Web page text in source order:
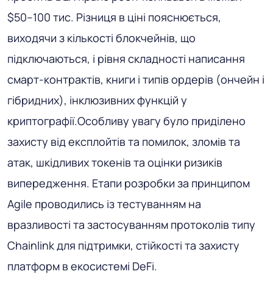
$50–100 тис. Різниця в ціні пояснюється,
виходячи з кількості блокчейнів, що
підключаються, і рівня складності написання
смарт-контрактів, книги і типів ордерів (ончейн і
гібридних), інклюзивних функцій у
криптографії.Особливу увагу було приділено
захисту від експлойтів та помилок, зломів та
атак, шкідливих токенів та оцінки ризиків
випередження. Етапи розробки за принципом
Agile проводились із тестуванням на
вразливості та застосуванням протоколів типу
Chainlink для підтримки, стійкості та захисту
платформ в екосистемі DeFi.